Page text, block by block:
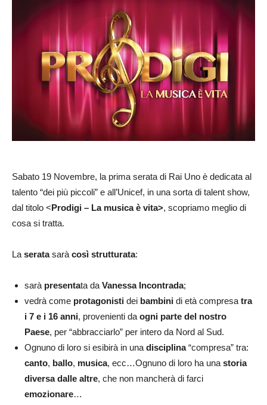
Sabato 19 Novembre, la prima serata di Rai Uno è dedicata al
talento “dei più piccoli” e all’Unicef, in una sorta di talent show,
dal titolo <Prodigi – La musica è vita>, scopriamo meglio di
cosa si tratta.
La seratasarà così strutturata:
sarà presentata da Vanessa Incontrada;
vedrà come protagonisti dei bambini di età compresa tra
i 7 e i 16 anni, provenienti da ogni parte del nostro
Paese, per “abbracciarlo” per intero da Nord al Sud.
Ognuno di loro si esibirà in una disciplina“compresa” tra:
canto, ballo, musica, ecc…Ognuno di loro ha una storia
diversa dalle altre, che non mancherà di farci
emozionare…